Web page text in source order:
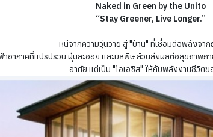
Naked in Green by the Unito
“Stay Greener, Live Longer.”
หนีจากความวุ่นวาย สู่ "บ้าน" ที่เชื่อมต่อพลังจาก
ากาศที่แปรปรวน ฝุ่นละออง และมลพิษ ล้วนส่งผลต่อสุขภาพก
อาศัย แต่เป็น "โอเอซิส" ให้กับพลังงานชีวิต